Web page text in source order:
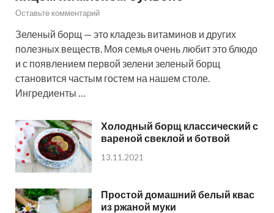
Оставьте комментарий
Зеленый борщ — это кладезь витаминов и других
полезных веществ. Моя семья очень любит это блюдо
и с появлением первой зелени зеленый борщ
становится частым гостем на нашем столе.
Ингредиенты …
Холодный борщ классический с
вареной свеклой и ботвой
13.11.2021
Простой домашний белый квас
из ржаной муки